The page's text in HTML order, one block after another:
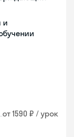
и
от 1590 ₽ / урок